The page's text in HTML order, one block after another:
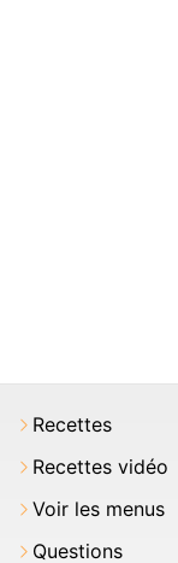
Recettes
Recettes vidéo
Voir les menus
Questions